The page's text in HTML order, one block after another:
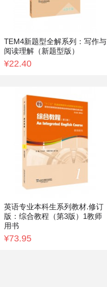
TEM4新题型全解系列：写作与
阅读理解（新题型版）
¥22.40
英语专业本科生系列教材.修订
版：综合教程（第3版）1教师
用书
¥73.95